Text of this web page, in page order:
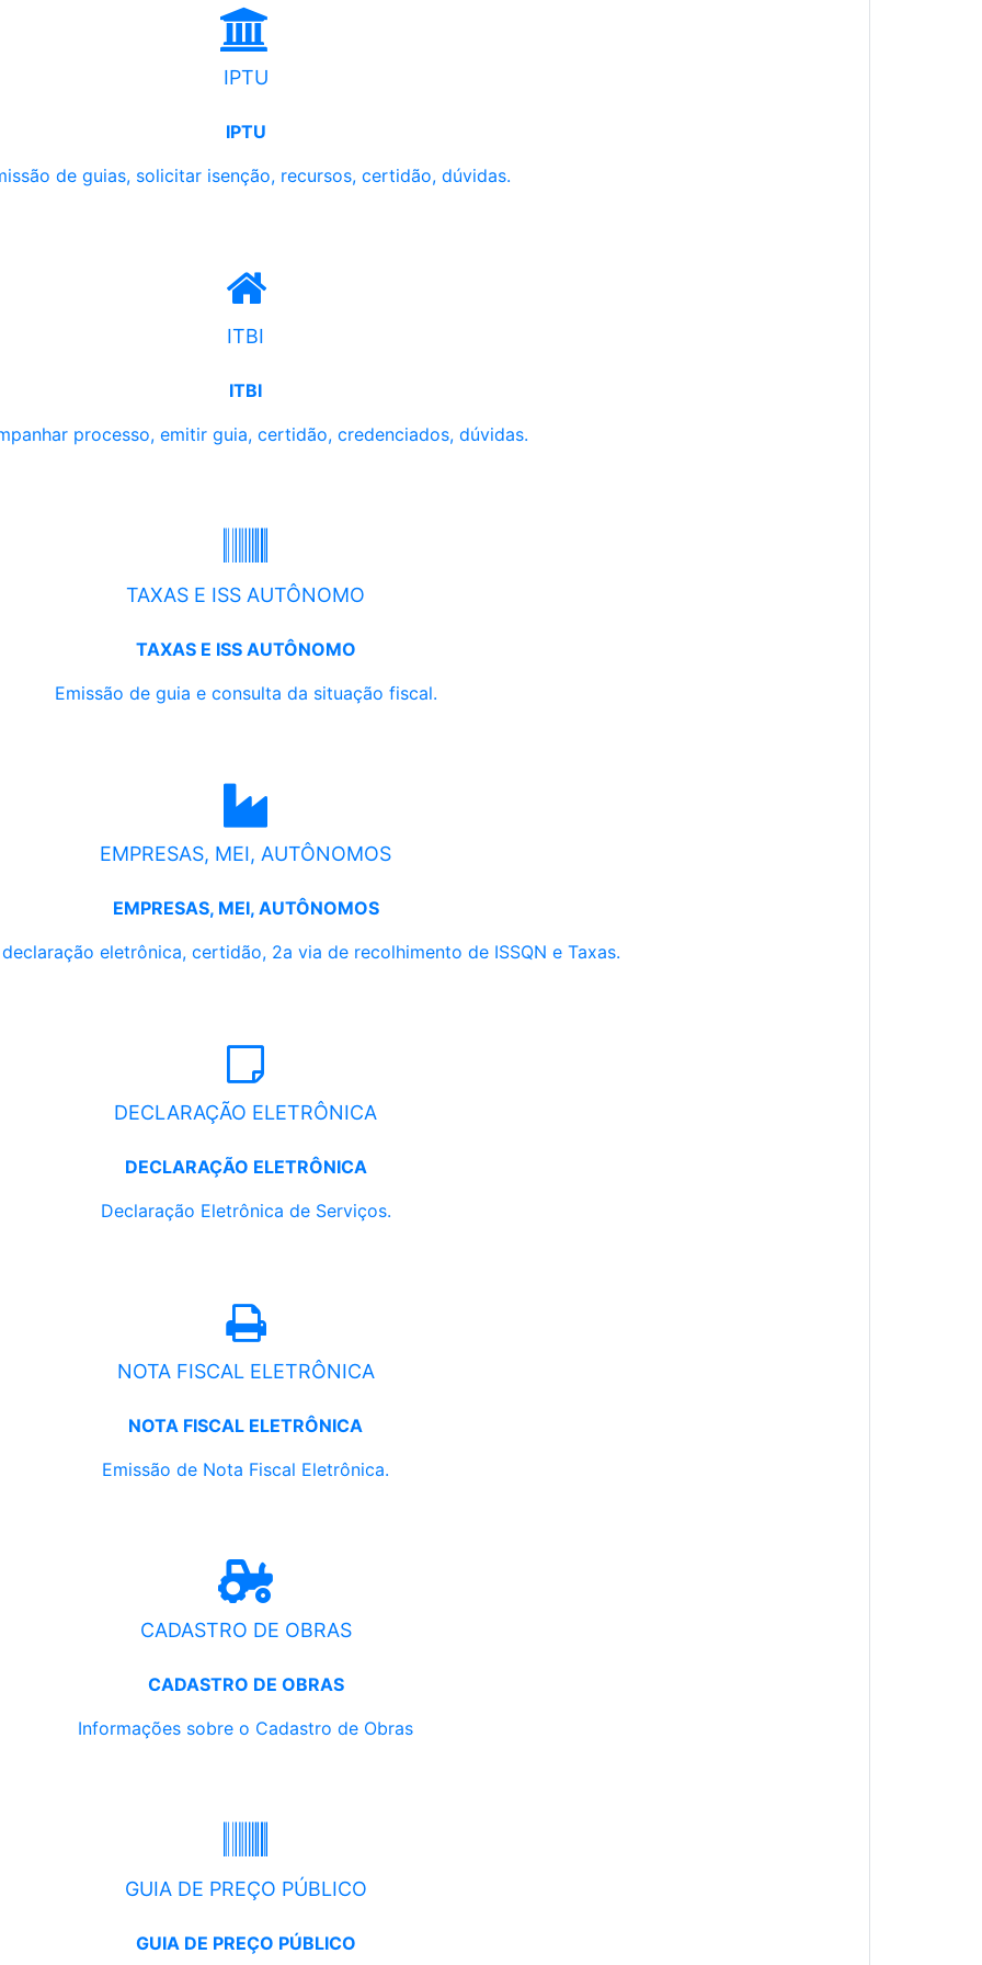
IPTU
IPTU
de guias, solicitar isenção, recursos, certidão, dúvidas.
ITBI
ITBI
processo, emitir guia, certidão, credenciados, dúvidas.
TAXAS E ISS AUTÔNOMO
TAXAS E ISS AUTÔNOMO
Emissão de guia e consulta da situação fiscal.
EMPRESAS, MEI, AUTÔNOMOS
EMPRESAS, MEI, AUTÔNOMOS
eletrônica, certidão, 2a via de recolhimento de ISSQN e Taxas.
DECLARAÇÃO ELETRÔNICA
DECLARAÇÃO ELETRÔNICA
Declaração Eletrônica de Serviços.
NOTA FISCAL ELETRÔNICA
NOTA FISCAL ELETRÔNICA
Emissão de Nota Fiscal Eletrônica.
CADASTRO DE OBRAS
CADASTRO DE OBRAS
Informações sobre o Cadastro de Obras
GUIA DE PREÇO PÚBLICO
GUIA DE PREÇO PÚBLICO